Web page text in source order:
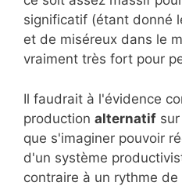
significatif (étant donné
et de miséreux dans le
vraiment très fort pour
Il faudrait à l'évidence
production alternatif
que s'imaginer pouvoir
d'un système
contraire à un rythme de